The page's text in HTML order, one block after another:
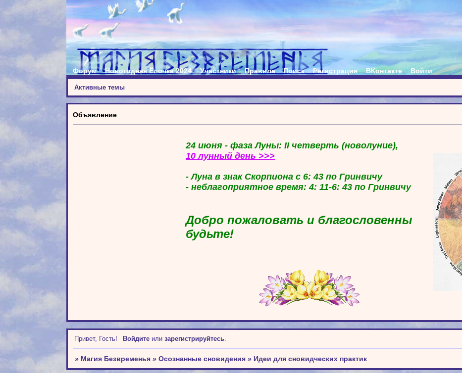
Форум Новогодняя Ёлочка 2024 Участники Правила Поиск Регистрация ВКонтакте Войти
Активные темы
Объявление
24 июня - фаза Луны: II четверть (новолуние),
10 лунный день >>>
- Луна в знак Скорпиона с 6: 43 по Гринвичу
- неблагоприятное время: 4: 11-6: 43 по Гринвичу
Добро пожаловать и благословенны
будьте!
Привет, Гость! Войдитеили зарегистрируйтесь.
» Магия Безвременья »Осознанные сновидения » Идеи для сновидческих практик